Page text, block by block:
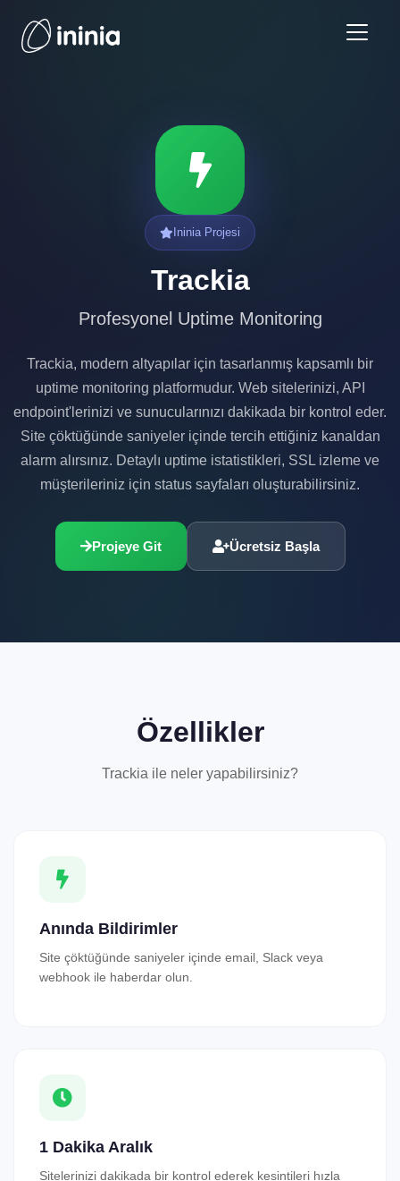
Ininia Projesi
Trackia
Profesyonel Uptime Monitoring
Trackia, modern altyapılar için tasarlanmış kapsamlı bir
uptime monitoring platformudur. Web sitelerinizi, API
endpoint'lerinizi ve sunucularınızı dakikada bir kontrol eder.
Site çöktüğünde saniyeler içinde tercih ettiğiniz kanaldan
alarm alırsınız. Detaylı uptime istatistikleri, SSL izleme ve
müşterileriniz için status sayfaları oluşturabilirsiniz.
Projeye Git Ücretsiz Başla
Özellikler
Trackia ile neler yapabilirsiniz?
Anında Bildirimler
Site çöktüğünde saniyeler içinde email, Slack veya
webhook ile haberdar olun.
1 Dakika Aralık
Sitelerinizi dakikada bir kontrol ederek kesintileri hızla